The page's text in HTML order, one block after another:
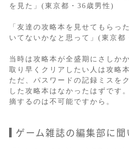
を見た」(東京都・36歳男性)
「友達の攻略本を見せてもらっ
いてないかなと思って」(東京都
当時は攻略本が全盛期にさしか
取り早くクリアしたい人は攻略
ただ、パスワードの記録ミスを
した攻略本はなかったはずです
摘するのは不可能ですから。
ゲーム雑誌の編集部に聞